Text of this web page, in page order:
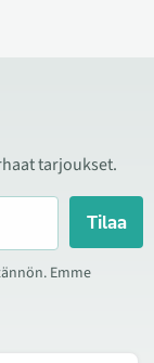
tarjoukset.
Tilaa
Emme